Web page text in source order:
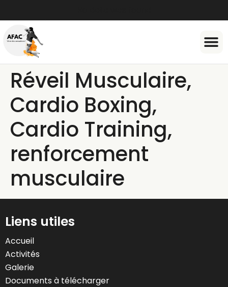
Réveil Musculaire,
Cardio Boxing,
Cardio Training,
renforcement
musculaire
Liens utiles
Accueil
Activités
Galerie
Documents à télécharger